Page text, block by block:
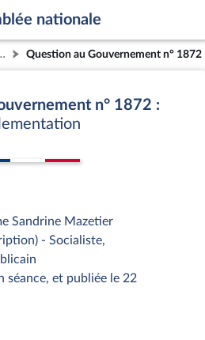
nationale
Question au Gouvernement n° 1872
n° 1872 :
Sandrine Mazetier
- Socialiste,
séance, et publiée le 22